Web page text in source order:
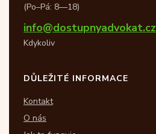
(Po–Pá: 8—18)
info@dostupnyadvokat.cz
Kdykoliv
DŮLEŽITÉ INFORMACE
Kontakt
O nás